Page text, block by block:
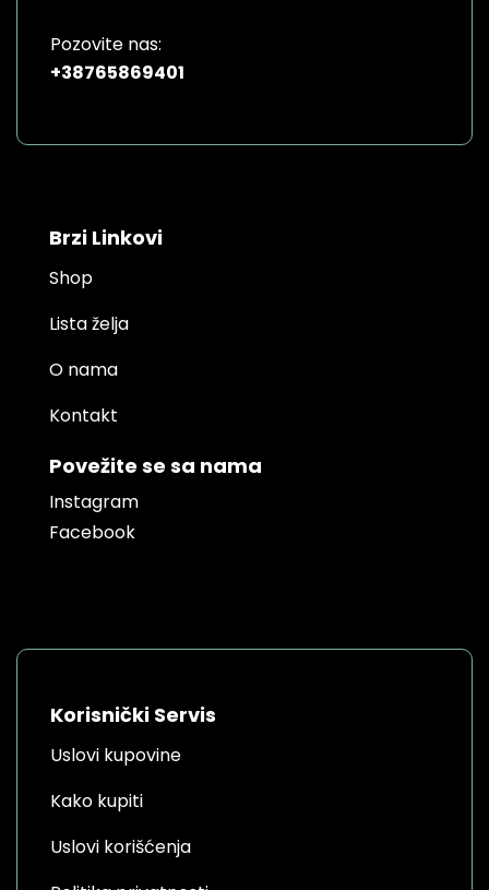
Pozovite nas:
+38765869401
Brzi Linkovi
Shop
Lista želja
O nama
Kontakt
Povežite se sa nama
Instagram
Facebook
Korisnički Servis
Uslovi kupovine
Kako kupiti
Uslovi korišćenja